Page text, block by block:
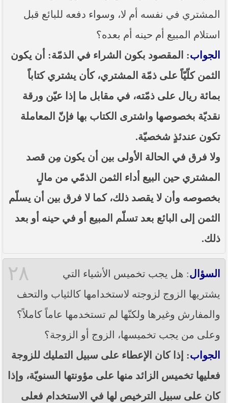
المشتري في نفسه أم لا، وسواء دفعه للبائع قبل
استلام المبيع أم حينه أم بعده؟
الجواب: المقصود بكون الشراء في الذمّة: أن يكون
الثمن كلّيّاً على ذمّة المشتري، كأن يشتري كتاباً
بمائة ريال على ذمّته، في مقابل ما إذا عيّن ورقة
نقديّة بخصوصها واشترى الكتاب بها فإنّ المعاملة
تكون عندئذٍ شخصيّة.
ولا فرق في الحالة الأولى بين أن يكون مِن قصد
المشتري حين البيع أداء الثمن الذمّي من مالٍ
بخصوصه وأن لا يقصد ذلك، كما لا فرق بين أن يسلّم
الثمن إلى البائع بعد تسلّم المبيع أو في حينه أو بعد
ذلك.
٢٨ السؤال: هل يجب تخميس الأشياء التي
يشتريها الزوج لزوجته لاستخدامها كالثياب والتحف
والمفارش وغيرها ولكنّها لم تستخدمها عاماً كاملاً؟
وعلى من يجب تخميسها، الزوج أو الزوجة؟
الجواب: إذا كان الإعطاء على سبيل التمليك للزوجة
فعليها تخميس الزائد منها على مؤونتها السنويّة، وإذا
كان على سبيل الترخيص لها في الاستخدام فعلى